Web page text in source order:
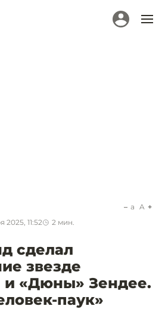
2025, 11:52 2 мин.
a A
сделал
звезде
и «Дюны» Зендее.
паук»